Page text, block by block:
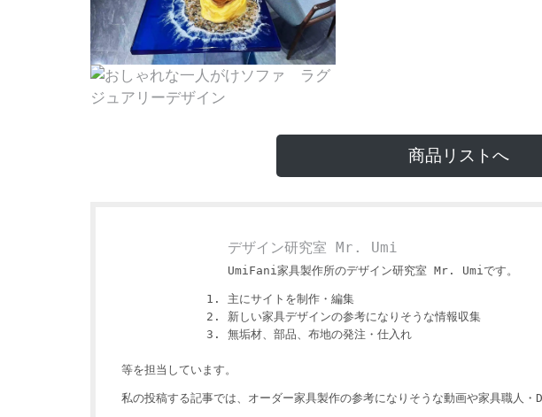
商品リストへ
デザイン研究室 Mr. Umi
UmiFani家具製作所のデザイン研究室 Mr. Umiです。
主にサイトを制作・編集
新しい家具デザインの参考になりそうな情報収集
無垢材、部品、布地の発注・仕入れ
等を担当しています。
私の投稿する記事では、オーダー家具製作の参考になりそうな動画や家具職人・